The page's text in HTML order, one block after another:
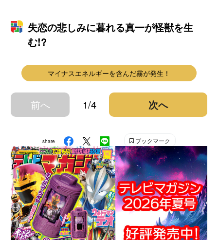
失恋の悲しみに暮れる真一が怪獣を生
む!?
マイナスエネルギーを含んだ霧が発生！
前へ 1/4 次へ
share ブックマーク